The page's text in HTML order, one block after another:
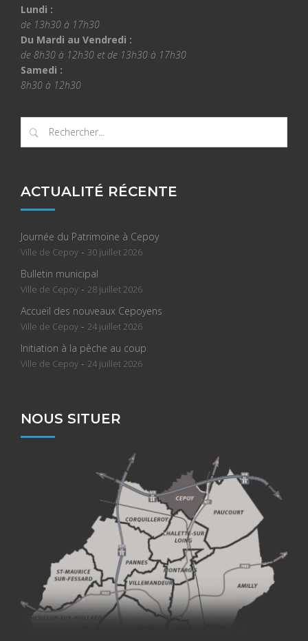
Lundi :
de 13h30 à 17h30
Du Mardi au Vendredi :
de 8h30 à 12h30 et de 13h30 à 17h30
Samedi :
8h30 à 12h30
ACTUALITÉ RÉCENTE
Journée du Patrimoine à Cepoy
Ville de Cepoy - 30 juillet 2026
Bulletin municipal
Ville de Cepoy - 28 juillet 2026
Accueil des nouveaux Cepoyens
Ville de Cepoy - 24 juillet 2026
Initiation à la pêche au coup
Ville de Cepoy - 24 juillet 2026
NOUS SITUER